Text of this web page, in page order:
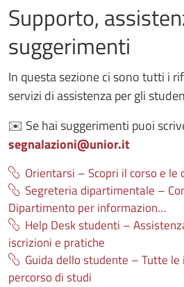
Supporto,
suggerimenti
In questa sezione ci sono tutti i
servizi di assistenza per gli
✉️ Se hai suggerimenti puoi
segnalazioni@unior.it
Orientarsi – Scopri il corso e
Segreteria dipartimentale –
Dipartimento per informazion…
Help Desk studenti –
iscrizioni e pratiche
Guida dello studente – Tutte
percorso di studi